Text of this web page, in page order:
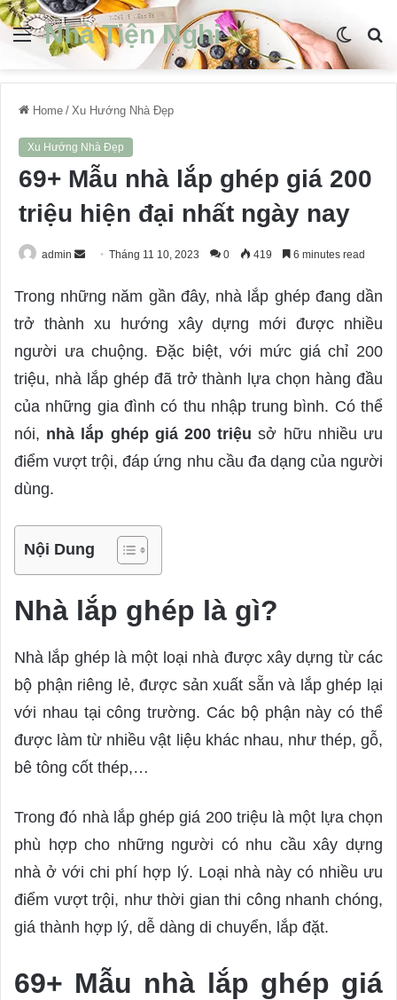
Menu
Nhà Tiện Nghi
Switch
skin
Home / Xu Hướng Nhà Đẹp
Xu Hướng Nhà Đẹp
69+ Mẫu nhà lắp ghép giá 200
triệu hiện đại nhất ngày nay
admin
n
e
m
a
l
Tháng 11 10, 2023 0 419 6 minutes read
Trong những năm gần đây, nhà lắp ghép đang dần
trở thành xu hướng xây dựng mới được nhiều
người ưa chuộng. Đặc biệt, với mức giá chỉ 200
triệu, nhà lắp ghép đã trở thành lựa chọn hàng đầu
của những gia đình có thu nhập trung bình. Có thể
nói, nhà lắp ghép giá 200 triệu sở hữu nhiều ưu
điểm vượt trội, đáp ứng nhu cầu đa dạng của người
dùng.
Nội Dung
Nhà lắp ghép là gì?
Nhà lắp ghép là một loại nhà được xây dựng từ các
bộ phận riêng lẻ, được sản xuất sẵn và lắp ghép lại
với nhau tại công trường. Các bộ phận này có thể
được làm từ nhiều vật liệu khác nhau, như thép, gỗ,
bê tông cốt thép,…
Trong đó nhà lắp ghép giá 200 triệu là một lựa chọn
phù hợp cho những người có nhu cầu xây dựng
nhà ở với chi phí hợp lý. Loại nhà này có nhiều ưu
điểm vượt trội, như thời gian thi công nhanh chóng,
giá thành hợp lý, dễ dàng di chuyển, lắp đặt.
69+ Mẫu nhà lắp ghép giá